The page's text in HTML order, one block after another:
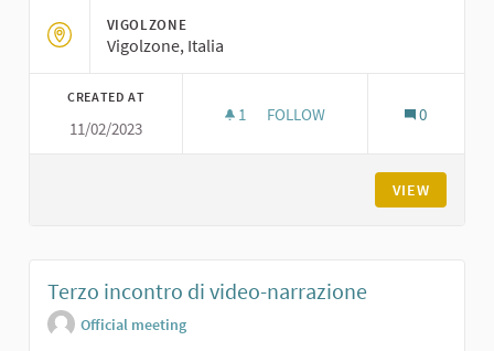
VIGOLZONE
Vigolzone, Italia
CREATED AT
11/02/2023
1 1 FOLLOWER
FOLLOW 0
VIEW
Terzo incontro di video-narrazione
Official meeting